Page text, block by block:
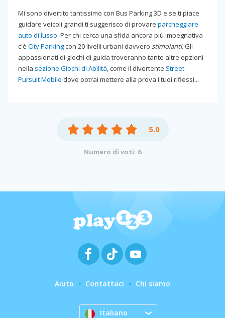
Mi sono divertito tantissimo con Bus Parking 3D e se ti piace
guidare veicoli grandi ti suggerisco di provare parcheggiare
auto di lusso. Per chi cerca una sfida ancora più impegnativa
c'è City Parking con 20 livelli urbani davvero stimolanti. Gli
appassionati di giochi di guida troveranno tante altre opzioni
nella sezione Giochi di Abilità, come il divertente Street
Pursuit Mobile dove potrai mettere alla prova i tuoi riflessi...
5.0
Numero di voti: 6
Aiuto Contattaci Chi siamo
Italiano